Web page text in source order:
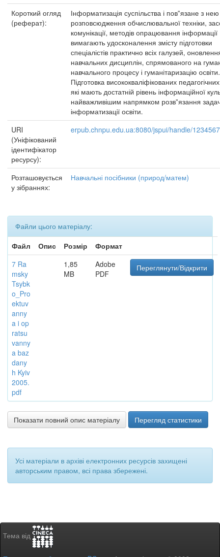
Короткий огляд
(реферат):
Інформатизація суспільства і пов‟язане з
розповсюдження обчислювальної техніки,
комунікації, методів опрацювання інформації
вимагають удосконалення змісту підготовки
спеціалістів практично всіх галузей,
навчальних дисциплін, спрямованого на
навчального процесу і гуманітаризацію освіти.
Підготовка висококваліфікованих
які мають достатній рівень інформаційної
найважливішим напрямком розв‟язання
інформатизації освіти.
URI
(Уніфікований
ідентифікатор
ресурсу):
erpub.chnpu.edu.ua:8080/jspui/handle/
Розташовується
у зібраннях:
Навчальні посібники (природ/матем)
Файли цього матеріалу:
Файл
Опис Розмір
Формат
7 Ra
msky
Tsybk
o_Pro
ektuv
anny
a i op
ratsu
vanny
a baz
dany
h Kyiv
2005.
pdf
1,85
MB
Adobe
PDF
Переглянути/Відкрити
Показати повний опис матеріалу Перегляд статистики
Усі матеріали в архіві електронних ресурсів захищені
авторським правом, всі права збережені.
Тема від